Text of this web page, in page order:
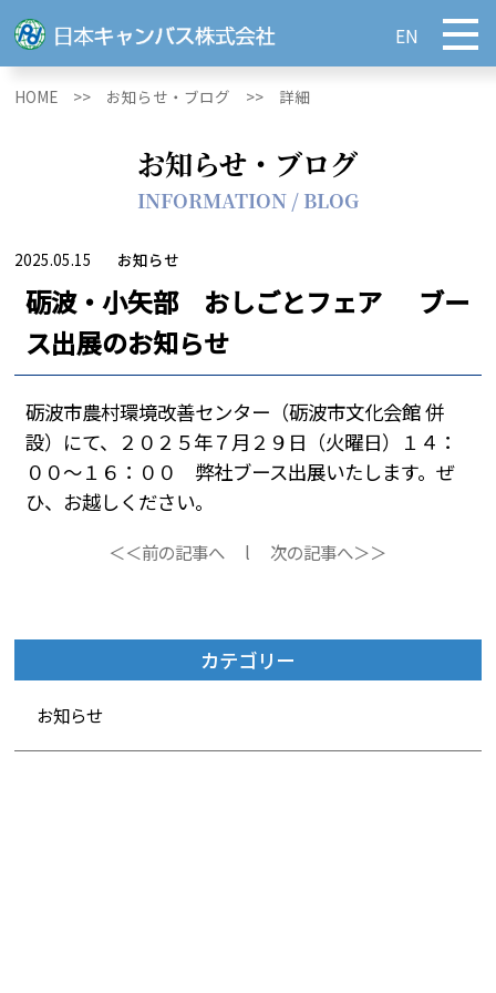
EN
HOME >> お知らせ・ブログ >> 詳細
お知らせ・ブログ
INFORMATION / BLOG
2025.05.15 お知らせ
砺波・小矢部 おしごとフェア ブー
ス出展のお知らせ
砺波市農村環境改善センター（砺波市文化会館 併
設）にて、２０２５年７月２９日（火曜日）１４：
００～１６：００ 弊社ブース出展いたします。ぜ
ひ、お越しください。
＜＜前の記事へ l 次の記事へ＞＞
カテゴリー
お知らせ